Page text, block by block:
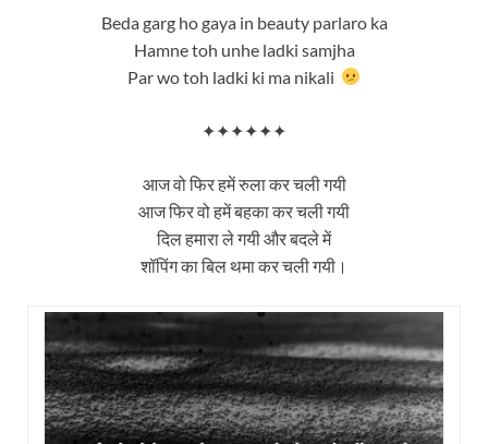
Beda garg ho gaya in beauty parlaro ka
Hamne toh unhe ladki samjha
Par wo toh ladki ki ma nikali
✦✦✦✦✦✦
आज वो फिर हमें रुला कर चली गयी
आज फिर वो हमें बहका कर चली गयी
दिल हमारा ले गयी और बदले में
शॉपिंग का बिल थमा कर चली गयी।